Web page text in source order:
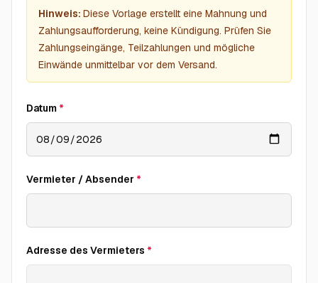
Hinweis: Diese Vorlage erstellt eine Mahnung und
Zahlungsaufforderung, keine Kündigung. Prüfen Sie
Zahlungseingänge, Teilzahlungen und mögliche
Einwände unmittelbar vor dem Versand.
Datum *
Vermieter / Absender *
Adresse des Vermieters *